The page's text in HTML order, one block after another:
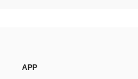
APP